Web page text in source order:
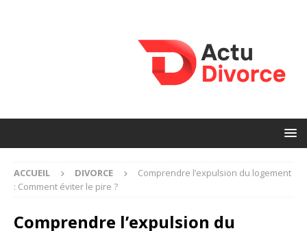
ACCUEIL DIVORCE
Comprendre l’expulsion du logement
: Comment éviter le pire ?
Comprendre l’expulsion du